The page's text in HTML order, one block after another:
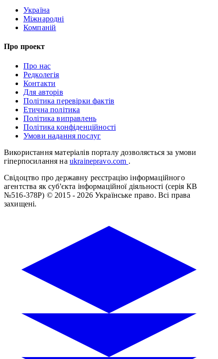
Україна
Міжнародні
Компаній
Про проект
Про нас
Редколегія
Контакти
Для авторів
Політика перевірки фактів
Етична політика
Політика виправлень
Політика конфіденційності
Умови надання послуг
Використання матеріалів порталу дозволяється за умови
гіперпосилання на ukrainepravo.com .
Свідоцтво про державну реєстрацію інформаційного
агентства як суб'єкта інформаційної діяльності (серія КВ
№516-378Р) © 2015 - 2026 Українське право. Всі права
захищені.